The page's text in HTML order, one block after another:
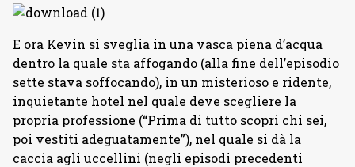
E ora Kevin si sveglia in una vasca piena d’acqua
dentro la quale sta affogando (alla fine dell’episodio
sette stava soffocando), in un misterioso e ridente,
inquietante hotel nel quale deve scegliere la
propria professione (“Prima di tutto scopri chi sei,
poi vestiti adeguatamente”), nel quale si dà la
caccia agli uccellini (negli episodi precedenti